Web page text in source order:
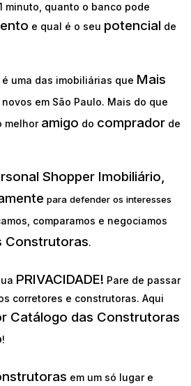
minuto, quanto o banco pode
e qual é o seu potencial de
é uma das imobiliárias que Mais
em São Paulo. Mais do que
melhor amigo do comprador de
Shopper Imobiliário,
para defender os interesses
comparamos e negociamos
Construtoras.
PRIVACIDADE! Pare de passar
corretores e construtoras. Aqui
Catálogo das Construtoras
!
em um só lugar e